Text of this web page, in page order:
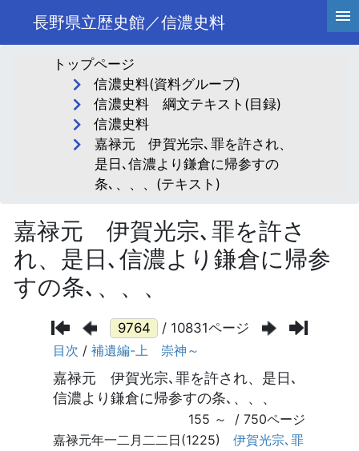
長野県立歴史館／信濃史料
トップページ
信濃史料(資料グループ)
信濃史料 綱文テキスト(目録)
信濃史料
嘉禄元 伊賀光宗､罪を許され、
是日､信濃より鎌倉に帰参すの
条､、、、(テキスト)
嘉禄元 伊賀光宗､罪を許さ
れ、是日､信濃より鎌倉に帰参
すの条､、、、
/ 10831ページ